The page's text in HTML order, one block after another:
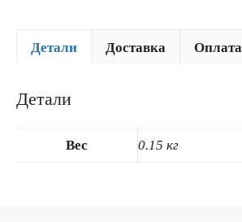
Детали Доставка Оплата
Детали
Вес 0.15 кг